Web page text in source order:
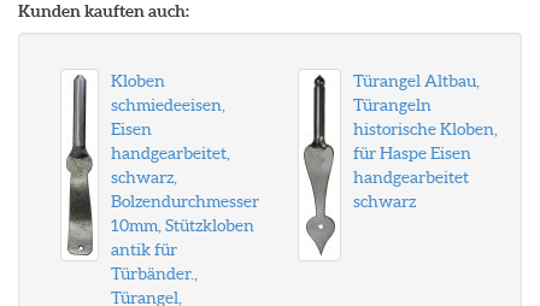
Kunden kauften auch:
Kloben
schmiedeeisen,
Eisen
handgearbeitet,
schwarz,
Bolzendurchmesser
10mm, Stützkloben
antik für
Türbänder.,
Türangel,
Türangel Altbau,
Türangeln
historische Kloben,
für Haspe Eisen
handgearbeitet
schwarz